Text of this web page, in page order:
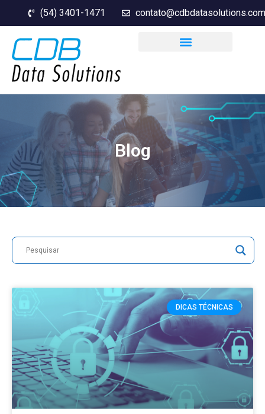
(54) 3401-1471
Blog
DICAS TÉCNICAS